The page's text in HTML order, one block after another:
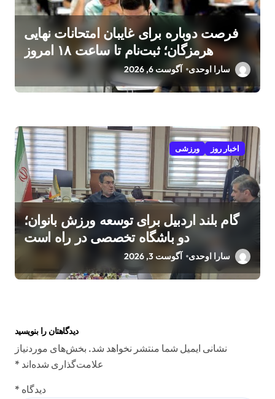
فرصت دوباره برای غایبان امتحانات نهایی
هرمزگان؛ ثبت‌نام تا ساعت ۱۸ امروز
سارا اوحدی آگوست 6, 2026
اخبار روز ورزشی
گام بلند اردبیل برای توسعه ورزش بانوان؛
دو باشگاه تخصصی در راه است
سارا اوحدی آگوست 3, 2026
دیدگاهتان را بنویسید
نشانی ایمیل شما منتشر نخواهد شد. بخش‌های موردنیاز
علامت‌گذاری شده‌اند *
دیدگاه *